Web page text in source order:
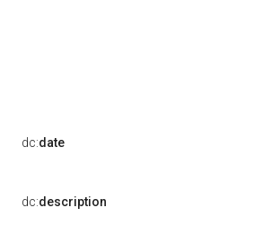
dc:date
dc:description